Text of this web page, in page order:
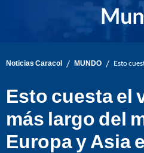
Noticias Caracol / MUNDO / Esto
Esto cuesta el
más largo del
Europa y Asia